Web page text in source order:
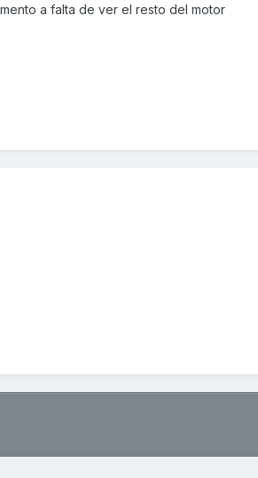
a falta de ver el resto del motor